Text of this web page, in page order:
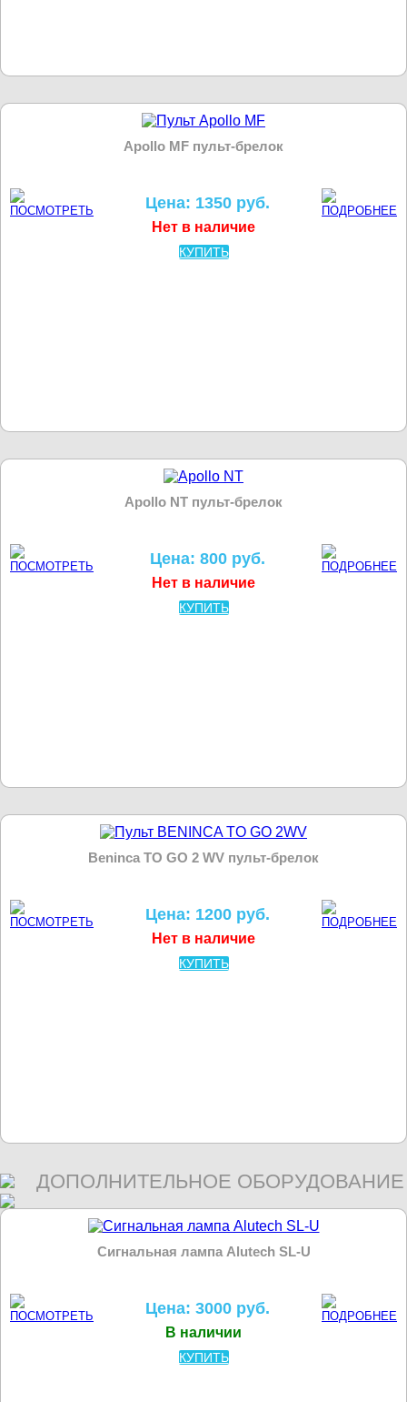
Apollo MF пульт-брелок
Цена: 1350 руб.
Нет в наличие
КУПИТЬ
Apollo NT пульт-брелок
Цена: 800 руб.
Нет в наличие
КУПИТЬ
Beninca TO GO 2 WV пульт-брелок
Цена: 1200 руб.
Нет в наличие
КУПИТЬ
ДОПОЛНИТЕЛЬНОЕ ОБОРУДОВАНИЕ
Сигнальная лампа Alutech SL-U
Цена: 3000 руб.
В наличии
КУПИТЬ